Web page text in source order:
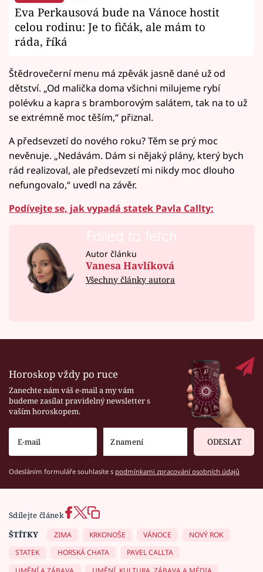
Eva Perkausová bude na Vánoce hostit
celou rodinu: Je to fičák, ale mám to
ráda, říká
Štědrovečerní menu má zpěvák jasně dané už od
dětství. „Od malička doma všichni milujeme rybí
polévku a kapra s bramborovým salátem, tak na to už
se extrémně moc těším,“ přiznal.
A předsevzetí do nového roku? Těm se prý moc
nevěnuje. „Nedávám. Dám si nějaký plány, který bych
rád realizoval, ale předsevzetí mi nikdy moc dlouho
nefungovalo,“ uvedl na závěr.
Podívejte se, jak vypadá statek Pavla Callty:
Failed to fetch
Autor článku
Vanesa Havlíková
Všechny články autora
Horoskop vždy po ruce
Zanechte nám váš e-mail a my vám
budeme zasílat pravidelný newsletter s
vaším horoskopem.
ODESLAT
Odesláním formuláře souhlasíte s podmínkami zpracování osobních údajů
Sdílejte článek
ŠTÍTKY
ZIMA KRKONOŠE VÁNOCE
NOVÝ ROK
STATEK
HORSKÁ CHATA
PAVEL CALLTA